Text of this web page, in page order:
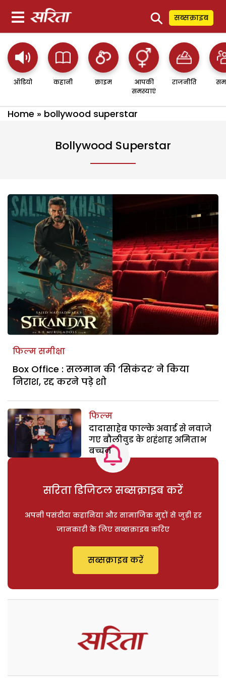
⚲ सब्सक्राइब
ऑडियो कहानी क्राइम
आपकी
समस्याएं
राजनीति
Home » bollywood superstar
Bollywood Superstar
फिल्म समीक्षा
Box Office : सलमान की ‘सिकंदर’ ने किया
निराश, रद्द करने पड़े शो
फिल्म
दादासाहेब फाल्के अवार्ड से नवाजे
गए बौलीवुड के शहंशाह अमिताभ
बच्चन
सरिता डिजिटल सब्सक्राइब करें
अपनी पसंदीदा कहानियां और सामाजिक मुद्दों से जुड़ी हर
जानकारी के लिए सब्सक्राइब करिए
सब्सक्राइब करें